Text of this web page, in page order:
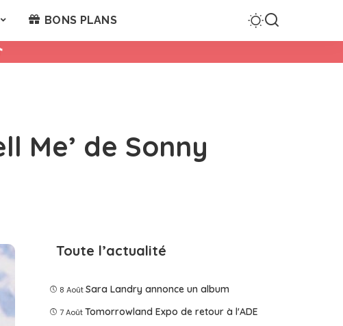
BONS PLANS
Me’ de Sonny
Toute l’actualité
8 Août Sara Landry annonce un album
7 Août Tomorrowland Expo de retour à l'ADE